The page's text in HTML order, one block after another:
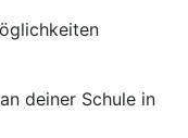
deiner Schule in